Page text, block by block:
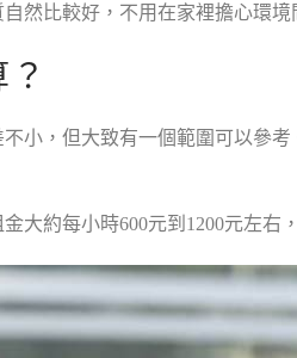
然比較好，不用在家裡擔心環境
小，但大致有一個範圍可以參
大約每小時600元到1200元左右